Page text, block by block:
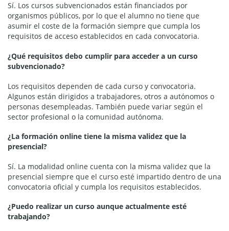
Sí. Los cursos subvencionados están financiados por
organismos públicos, por lo que el alumno no tiene que
asumir el coste de la formación siempre que cumpla los
requisitos de acceso establecidos en cada convocatoria.
¿Qué requisitos debo cumplir para acceder a un curso
subvencionado?
Los requisitos dependen de cada curso y convocatoria.
Algunos están dirigidos a trabajadores, otros a autónomos o
personas desempleadas. También puede variar según el
sector profesional o la comunidad autónoma.
¿La formación online tiene la misma validez que la
presencial?
Sí. La modalidad online cuenta con la misma validez que la
presencial siempre que el curso esté impartido dentro de una
convocatoria oficial y cumpla los requisitos establecidos.
¿Puedo realizar un curso aunque actualmente esté
trabajando?